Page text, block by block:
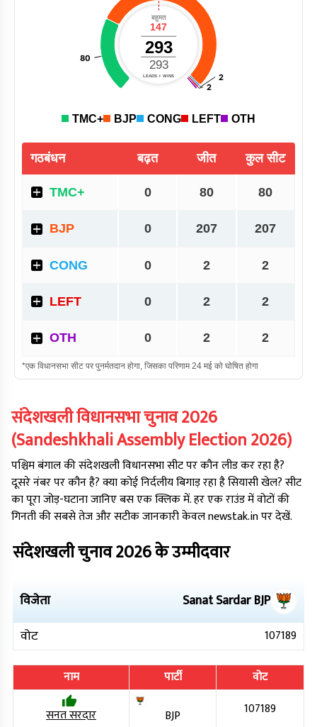
संदेशखलीविधानसभा चुनाव2026
(SandeshkhaliAssembly Election2026)
पश्चिम बंगालकीसंदेशखलीविधानसभा सीट पर कौन लीड कर रहा है?
दूसरे नंबर पर कौन है? क्या कोई निर्दलीय बिगाड़ रहा है सियासी खेल? सीट
का पूरा जोड़-घटाना जानिए बस एक क्लिक में. हर एक राउंड में वोटों की
गिनती की सबसे तेज और सटीक जानकारी केवल newstak.in पर देखें.
संदेशखलीचुनाव2026के उम्मीदवार
विजेता Sanat SardarBJP
वोट
107189
नाम पार्टी
वोट
सनत सरदार
BJP 107189